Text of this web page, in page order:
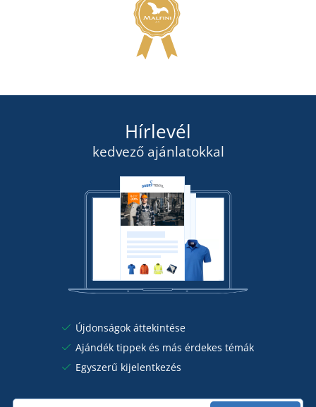
Hírlevél
kedvező ajánlatokkal
Újdonságok áttekintése
Ajándék tippek és más érdekes témák
Egyszerű kijelentkezés